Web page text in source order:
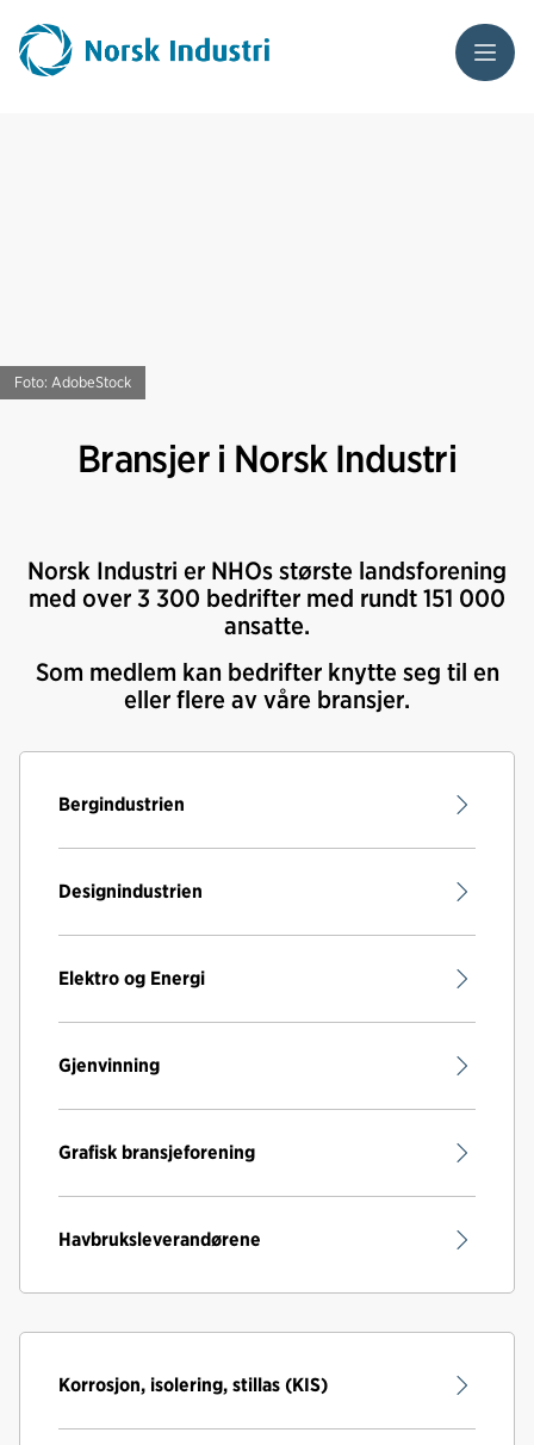
Meny
Foto: AdobeStock
Bransjer i Norsk Industri
Norsk Industri er NHOs største landsforening
med over 3 300 bedrifter med rundt 151 000
ansatte.
Som medlem kan bedrifter knytte seg til en
eller flere av våre bransjer.
Bergindustrien
Designindustrien
Elektro og Energi
Gjenvinning
Grafisk bransjeforening
Havbruksleverandørene
Korrosjon, isolering, stillas (KIS)